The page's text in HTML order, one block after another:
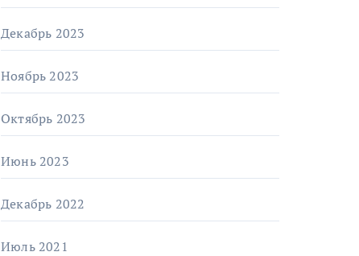
Декабрь 2023
Ноябрь 2023
Октябрь 2023
Июнь 2023
Декабрь 2022
Июль 2021